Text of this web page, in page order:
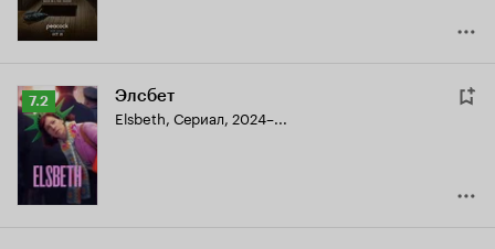
Рейтинг
Кинопоиска
7.2
7.2 Элсбет
Elsbeth, Сериал, 2024–...